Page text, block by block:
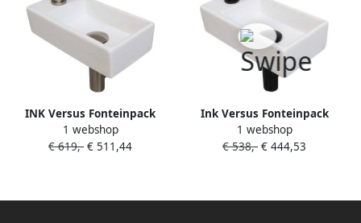
INK Versus Fonteinpack
Porselein l s fonte raan
designsifon afvoerplug incl
1 webshop
€ 619,- € 511,44
Ink Versus Fonteinpack
Porselein l s fonte raan
designsifon afvoerplug incl
1 webshop
€ 538,- € 444,53